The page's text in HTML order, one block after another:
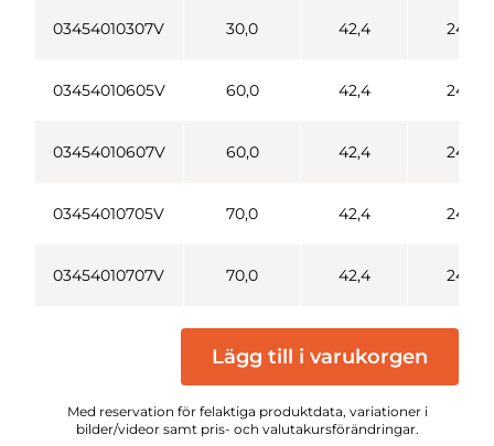
03454010307V 30,0 42,4 24,6
03454010605V 60,0 42,4 24,6
03454010607V 60,0 42,4 24,6
03454010705V 70,0 42,4 24,6
03454010707V 70,0 42,4 24,6
Lägg till i varukorgen
Med reservation för felaktiga produktdata, variationer i
bilder/videor samt pris- och valutakursförändringar.